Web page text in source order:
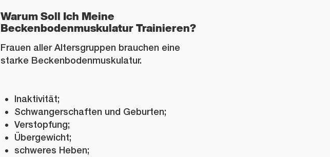
Warum Soll Ich Meine
Beckenbodenmuskulatur Trainieren?
Frauen aller Altersgruppen brauchen eine
starke Beckenbodenmuskulatur.
Inaktivität;
Schwangerschaften und Geburten;
Verstopfung;
Übergewicht;
schweres Heben;